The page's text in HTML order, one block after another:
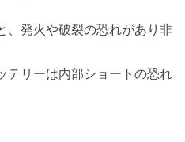
、発火や破裂の恐れがあり非
テリーは内部ショートの恐れ